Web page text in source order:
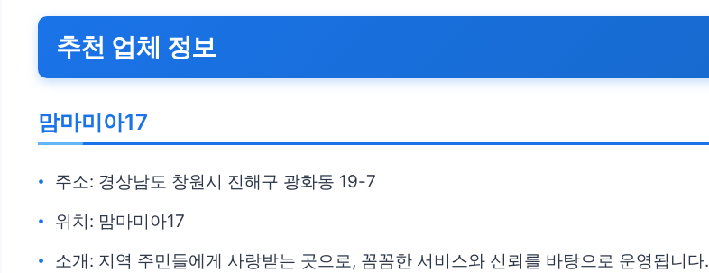
추천 업체 정보
맘마미아17
주소: 경상남도 창원시 진해구 광화동 19-7
위치: 맘마미아17
소개: 지역 주민들에게 사랑받는 곳으로, 꼼꼼한 서비스와 신뢰를 바탕으로 운영됩니다.